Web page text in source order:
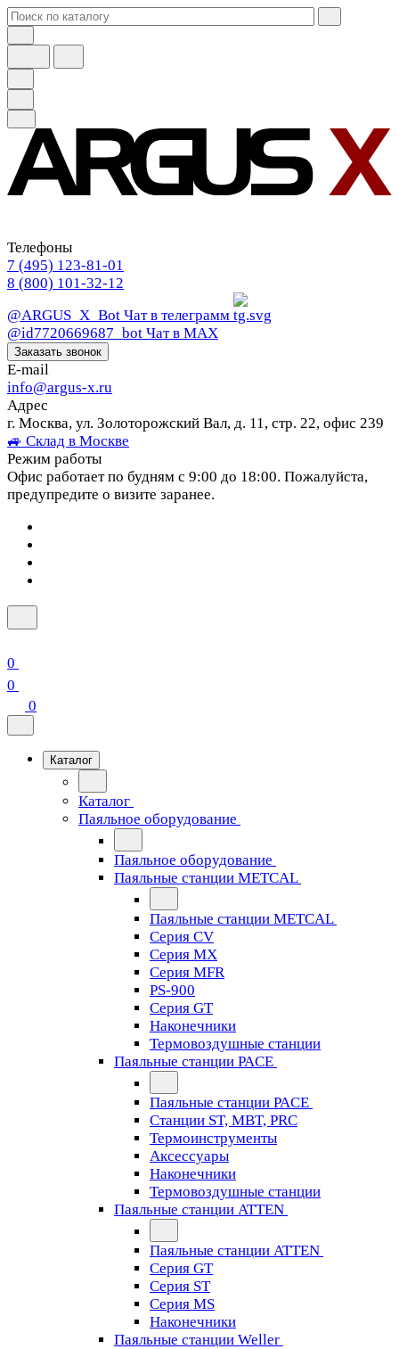
Телефоны
7 (495) 123-81-01
8 (800) 101-32-12
@ARGUS_X_Bot Чат в телеграмм
@id7720669687_bot Чат в МАХ
Заказать звонок
E-mail
info@argus-x.ru
Адрес
г. Москва, ул. Золоторожский Вал, д. 11, стр. 22, офис 239
🚙 Склад в Москве
Режим работы
Офис работает по будням с 9:00 до 18:00. Пожалуйста,
предупредите о визите заранее.
0
0
0
Каталог
Каталог
Паяльное оборудование
Паяльное оборудование
Паяльные станции METCAL
Паяльные станции METCAL
Серия CV
Серия MX
Серия MFR
PS-900
Серия GT
Наконечники
Термовоздушные станции
Паяльные станции PACE
Паяльные станции PACE
Станции ST, MBT, PRC
Термоинструменты
Аксессуары
Наконечники
Термовоздушные станции
Паяльные станции ATTEN
Паяльные станции ATTEN
Серия GT
Серия ST
Серия MS
Наконечники
Паяльные станции Weller